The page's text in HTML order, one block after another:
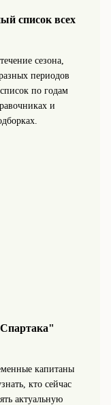
список всех
сезона,
периодов
по годам
и
капитаны
кто сейчас
актуальную